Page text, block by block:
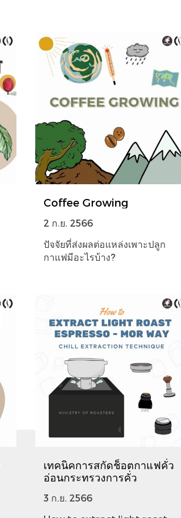
Coffee Growing
2 ก.ย. 2566
ปัจจัยที่ส่งผลต่อแหล่งเพาะปลูก
กาแฟมีอะไรบ้าง?
เทคนิคการสกัดช็อตกาแฟคั่ว
อ่อนกระทรวงการคั่ว
3 ก.ย. 2566